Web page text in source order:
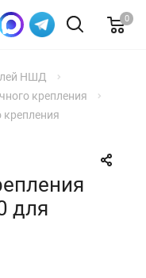
0
НШД
крепления
для